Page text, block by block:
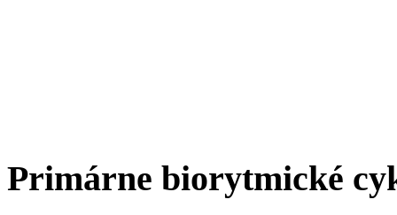
Primárne biorytmické